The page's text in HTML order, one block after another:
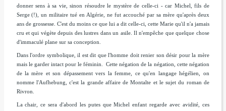
donner sens à sa vie, sinon résoudre le mystère de celle-ci - car Michel, fils de
Serge (!), un militaire tué en Algérie, ne fut accouché par sa mère qu'après deux
ans de grossesse. C'est du moins ce que lui a dit celle-ci, cette Marie qu'il n'a jamais
cru et qui végète depuis des lustres dans un asile. Il n'empêche que quelque chose
d'immaculé plane sur sa conception.
Dans l'ordre symbolique, il est dit que l'homme doit renier son désir pour la mère
mais le garder intact pour le féminin. Cette négation de la négation, cette négation
de la mère et son dépassement vers la femme, ce qu'en langage hégélien, on
nomme l'Aufhebung, c'est la grande affaire de Montalte et le sujet du roman de
Rivron.
La chair, ce sera d'abord les putes que Michel enfant regarde avec avidité, ces